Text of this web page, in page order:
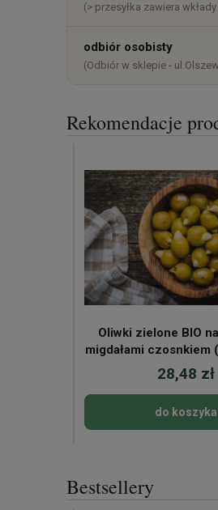
(> przesyłka zawiera
odbiór osobisty
(Odbiór w sklepie -
Rekomendacje
Oliwki zielone BIO
migdałami czosnkiem
~250g)
28,48 zł
do koszyka
Bestsellery